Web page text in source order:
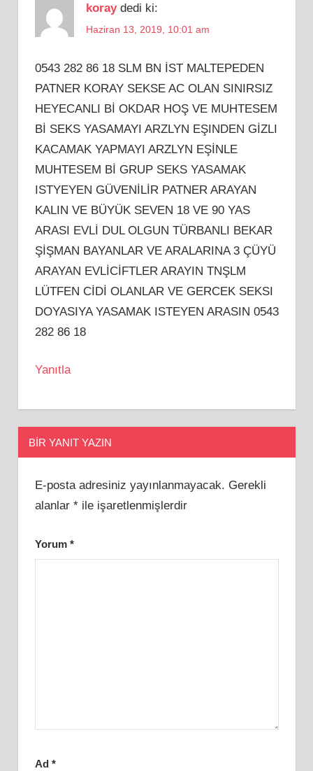
koray dedi ki:
Haziran 13, 2019, 10:01 am
0543 282 86 18 SLM BN İST MALTEPEDEN
PATNER KORAY SEKSE AC OLAN SINIRSIZ
HEYECANLI Bİ OKDAR HOŞ VE MUHTESEM
Bİ SEKS YASAMAYI ARZLYN EŞINDEN GİZLI
KACAMAK YAPMAYI ARZLYN EŞİNLE
MUHTESEM Bİ GRUP SEKS YASAMAK
ISTYEYEN GÜVENİLİR PATNER ARAYAN
KALIN VE BÜYÜK SEVEN 18 VE 90 YAS
ARASI EVLİ DUL OLGUN TÜRBANLI BEKAR
ŞİŞMAN BAYANLAR VE ARALARINA 3 ÇÜYÜ
ARAYAN EVLİCİFTLER ARAYIN TNŞLM
LÜTFEN CİDİ OLANLAR VE GERCEK SEKSI
DOYASIYA YASAMAK ISTEYEN ARASIN 0543
282 86 18
Yanıtla
BIR YANIT YAZIN
E-posta adresiniz yayınlanmayacak. Gerekli
alanlar *ile işaretlenmişlerdir
Yorum *
Ad *